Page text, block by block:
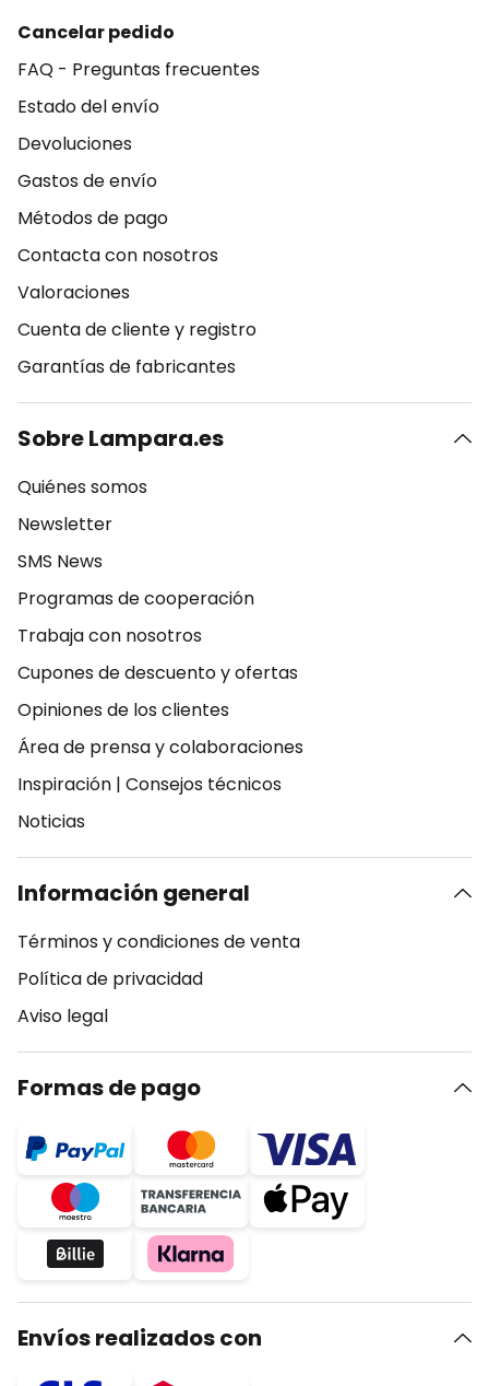
Cancelar pedido
FAQ - Preguntas frecuentes
Estado del envío
Devoluciones
Gastos de envío
Métodos de pago
Contacta con nosotros
Valoraciones
Cuenta de cliente y registro
Garantías de fabricantes
Sobre Lampara.es
Quiénes somos
Newsletter
SMS News
Programas de cooperación
Trabaja con nosotros
Cupones de descuento y ofertas
Opiniones de los clientes
Área de prensa y colaboraciones
Inspiración | Consejos técnicos
Noticias
Información general
Términos y condiciones de venta
Política de privacidad
Aviso legal
Formas de pago
Envíos realizados con